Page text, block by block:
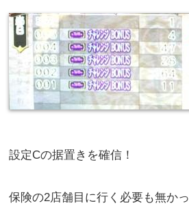
設定Cの据置きを確信！
保険の2店舗目に行く必要も無か